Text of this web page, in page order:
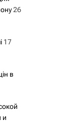
26
17
в
и